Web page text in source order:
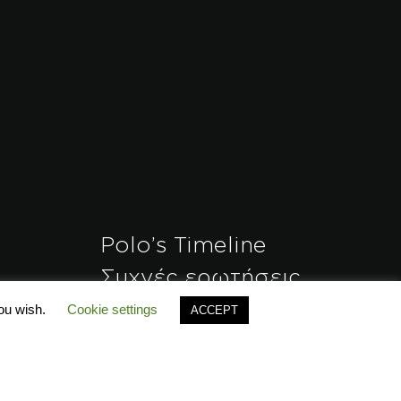
Polo’s Timeline
Συχνές ερωτήσεις
(FAQ)
wish. Cookie settings ACCEPT